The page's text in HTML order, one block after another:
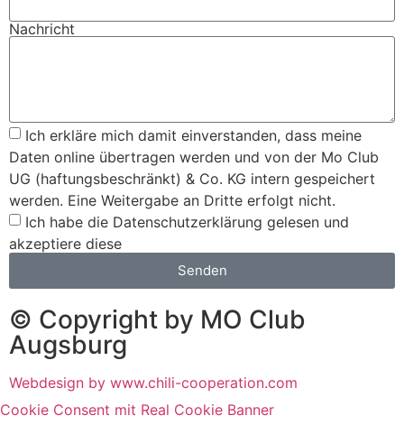
Nachricht
Ich erkläre mich damit einverstanden, dass meine
Daten online übertragen werden und von der Mo Club
UG (haftungsbeschränkt) & Co. KG intern gespeichert
werden. Eine Weitergabe an Dritte erfolgt nicht.
Ich habe die Datenschutzerklärung gelesen und
akzeptiere diese
Senden
© Copyright by MO Club
Augsburg
Webdesign by www.chili-cooperation.com
Cookie Consent mit Real Cookie Banner